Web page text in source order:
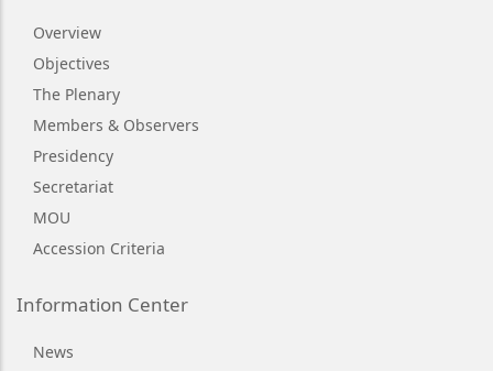
Overview
Objectives
The Plenary
Members & Observers
Presidency
Secretariat
MOU
Accession Criteria
Information Center
News